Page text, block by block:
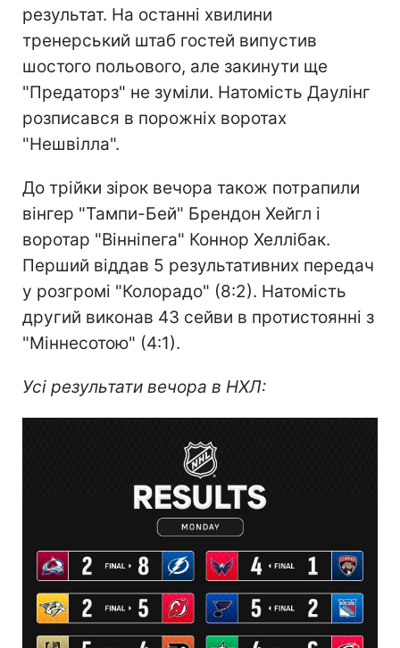
результат. На останні хвилини
тренерський штаб гостей випустив
шостого польового, але закинути ще
"Предаторз" не зуміли. Натомість Даулінг
розписався в порожніх воротах
"Нешвілла".
До трійки зірок вечора також потрапили
вінгер "Тампи-Бей" Брендон Хейгл і
воротар "Вінніпега" Коннор Хеллібак.
Перший віддав 5 результативних передач
у розгромі "Колорадо" (8:2). Натомість
другий виконав 43 сейви в протистоянні з
"Міннесотою" (4:1).
Усі результати вечора в НХЛ: